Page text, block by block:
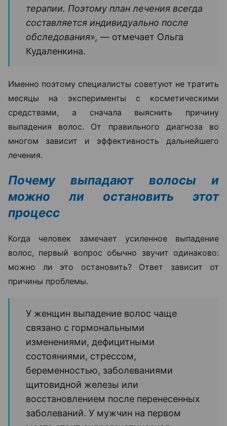
терапии. Поэтому план лечения всегда
составляется индивидуально после
обследования», — отмечает Ольга
Кудаленкина.
Именно поэтому специалисты советуют не тратить
месяцы на эксперименты с косметическими
средствами, а сначала выяснить причину
выпадения волос. От правильного диагноза во
многом зависит и эффективность дальнейшего
лечения.
Почему выпадают волосы и
можно ли остановить этот
процесс
Когда человек замечает усиленное выпадение
волос, первый вопрос обычно звучит одинаково:
можно ли это остановить? Ответ зависит от
причины проблемы.
У женщин выпадение волос чаще
связано с гормональными
изменениями, дефицитными
состояниями, стрессом,
беременностью, заболеваниями
щитовидной железы или
восстановлением после перенесенных
заболеваний. У мужчин на первом